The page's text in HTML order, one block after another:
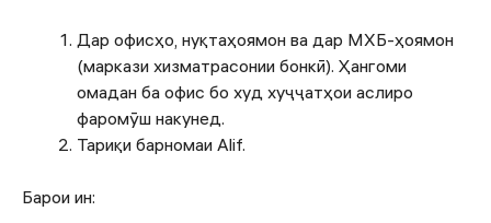
Дар офисҳо, нуқтаҳоямон ва дар МХБ-ҳоямон
(маркази хизматрасонии бонкӣ). Ҳангоми
омадан ба офис бо худ хуҷҷатҳои аслиро
фаромӯш накунед.
Тариқи барномаи Alif.
Барои ин: